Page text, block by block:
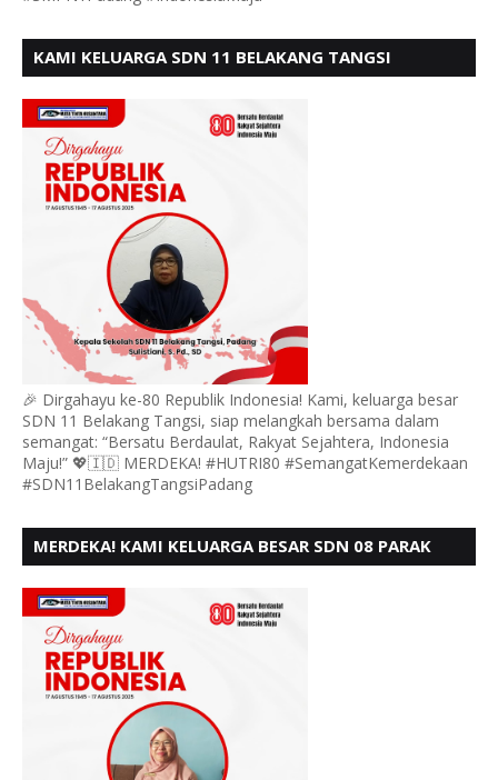
KAMI KELUARGA SDN 11 BELAKANG TANGSI
🎉 Dirgahayu ke-80 Republik Indonesia! Kami, keluarga besar
SDN 11 Belakang Tangsi, siap melangkah bersama dalam
semangat: “Bersatu Berdaulat, Rakyat Sejahtera, Indonesia
Maju!” 💖🇮🇩 MERDEKA! #HUTRI80 #SemangatKemerdekaan
#SDN11BelakangTangsiPadang
MERDEKA! KAMI KELUARGA BESAR SDN 08 PARAK
- 80,